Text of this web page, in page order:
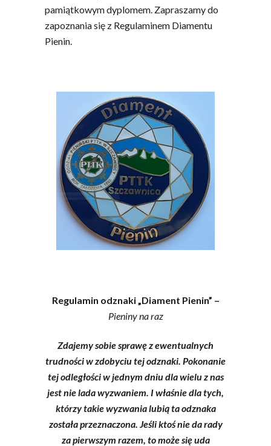
pamiątkowym dyplomem. Zapraszamy do
zapoznania się z Regulaminem Diamentu
Pienin.
Regulamin odznaki „Diament Pienin” –
Pieniny na raz
Zdajemy sobie sprawę z ewentualnych
trudności w zdobyciu tej odznaki. Pokonanie
tej odległości w jednym dniu dla wielu z nas
jest nie lada wyzwaniem. I właśnie dla tych,
którzy takie wyzwania lubią ta odznaka
została przeznaczona. Jeśli ktoś nie da rady
za pierwszym razem, to może się uda